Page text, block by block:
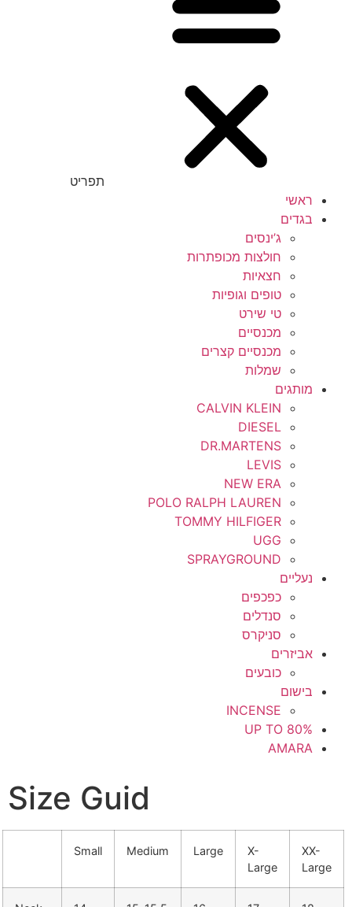
תפריט
ראשי
בגדים
ג’ינסים
חולצות מכופתרות
חצאיות
טופים וגופיות
טי שירט
מכנסיים
מכנסיים קצרים
שמלות
מותגים
CALVIN KLEIN
DIESEL
DR.MARTENS
LEVIS
NEW ERA
POLO RALPH LAUREN
TOMMY HILFIGER
UGG
SPRAYGROUND
נעליים
כפכפים
סנדלים
סניקרס
אביזרים
כובעים
בישום
INCENSE
UP TO 80%
AMARA
Size Guid
Small Medium Large
X-
Large
XX-
Large